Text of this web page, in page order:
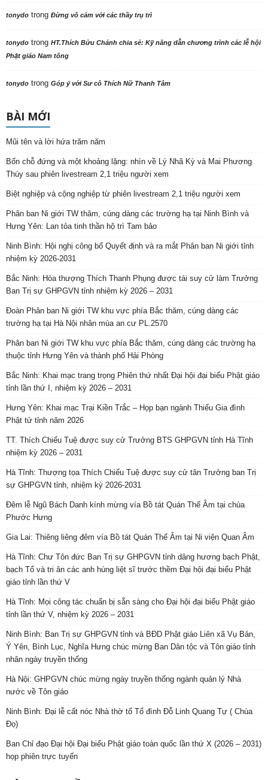
tonydo trong Đừng vô cảm với các thầy trụ trì
tonydo trong HT.Thích Bửu Chánh chia sẻ: Kỹ năng dẫn chương trình các lễ hội
Phật giáo Nam tông
tonydo trong Góp ý với Sư cô Thích Nữ Thanh Tâm
BÀI MỚI
Mũi tên và lời hứa trăm năm
Bốn chỗ đứng và một khoảng lặng: nhìn về Lý Nhã Kỳ và Mai Phương
Thúy sau phiên livestream 2,1 triệu người xem
Biệt nghiệp và cộng nghiệp từ phiên livestream 2,1 triệu người xem
Phân ban Ni giới TW thăm, cúng dàng các trường hạ tại Ninh Bình và
Hưng Yên: Lan tỏa tinh thần hộ trì Tam bảo
Ninh Bình: Hội nghị công bố Quyết định và ra mắt Phân ban Ni giới tỉnh
nhiệm kỳ 2026-2031
Bắc Ninh: Hòa thượng Thích Thanh Phụng được tái suy cử làm Trưởng
Ban Trị sự GHPGVN tỉnh nhiệm kỳ 2026 – 2031
Đoàn Phân ban Ni giới TW khu vực phía Bắc thăm, cúng dàng các
trường hạ tại Hà Nội nhân mùa an cư PL.2570
Phân ban Ni giới TW khu vực phía Bắc thăm, cúng dàng các trường hạ
thuộc tỉnh Hưng Yên và thành phố Hải Phòng
Bắc Ninh: Khai mạc trang trọng Phiên thứ nhất Đại hội đại biểu Phật giáo
tỉnh lần thứ I, nhiệm kỳ 2026 – 2031
Hưng Yên: Khai mạc Trại Kiền Trắc – Họp bạn ngành Thiếu Gia đình
Phật tử tỉnh năm 2026
TT. Thích Chiếu Tuệ được suy cử Trưởng BTS GHPGVN tỉnh Hà Tĩnh
nhiệm kỳ 2026 – 2031
Hà Tĩnh: Thượng tọa Thích Chiếu Tuệ được suy cử tân Trưởng ban Trị
sự GHPGVN tỉnh, nhiệm kỳ 2026-2031
Đêm lễ Ngũ Bách Danh kính mừng vía Bồ tát Quán Thế Âm tại chùa
Phước Hưng
Gia Lai: Thiêng liêng đêm vía Bồ tát Quán Thế Âm tại Ni viện Quan Âm
Hà Tĩnh: Chư Tôn đức Ban Trị sự GHPGVN tỉnh dâng hương bạch Phật,
bạch Tổ và tri ân các anh hùng liệt sĩ trước thềm Đại hội đại biểu Phật
giáo tỉnh lần thứ V
Hà Tĩnh: Mọi công tác chuẩn bị sẵn sàng cho Đại hội đại biểu Phật giáo
tỉnh lần thứ V, nhiệm kỳ 2026 – 2031
Ninh Bình: Ban Trị sự GHPGVN tỉnh và BĐD Phật giáo Liên xã Vụ Bản,
Ý Yên, Bình Lục, Nghĩa Hưng chúc mừng Ban Dân tộc và Tôn giáo tỉnh
nhân ngày truyền thống
Hà Nội: GHPGVN chúc mừng ngày truyền thống ngành quản lý Nhà
nước về Tôn giáo
Ninh Bình: Đại lễ cất nóc Nhà thờ tổ Tổ đình Đỗ Linh Quang Tự ( Chùa
Đọ)
Ban Chỉ đạo Đại hội Đại biểu Phật giáo toàn quốc lần thứ X (2026 – 2031)
họp phiên trực tuyến